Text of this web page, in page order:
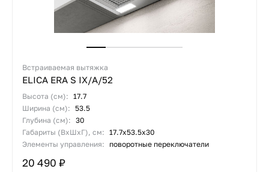
Встраиваемая вытяжка
ELICA ERA S IX/A/52
Высота (см): 17.7
Ширина (см): 53.5
Глубина (см): 30
Габариты (ВхШхГ), см: 17.7х53.5х30
Элементы управления:
поворотные переключатели
20 490 ₽